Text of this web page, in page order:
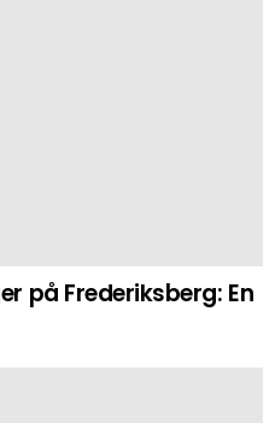
på Frederiksberg: En